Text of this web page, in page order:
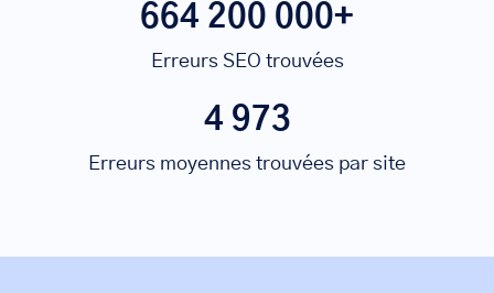
664 200 000+
Erreurs SEO trouvées
4 973
Erreurs moyennes trouvées par site